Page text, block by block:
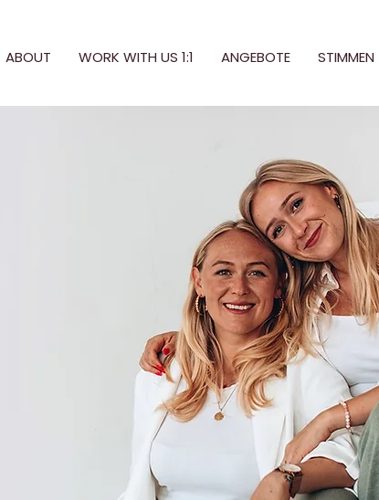
ABOUT WORK WITH US 1:1 ANGEBOTE STIMMEN